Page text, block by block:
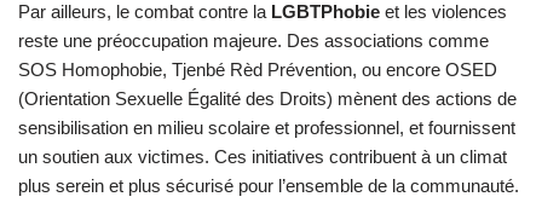
Par ailleurs, le combat contre la LGBTPhobie et les violences
reste une préoccupation majeure. Des associations comme
SOS Homophobie, Tjenbé Rèd Prévention, ou encore OSED
(Orientation Sexuelle Égalité des Droits) mènent des actions de
sensibilisation en milieu scolaire et professionnel, et fournissent
un soutien aux victimes. Ces initiatives contribuent à un climat
plus serein et plus sécurisé pour l’ensemble de la communauté.